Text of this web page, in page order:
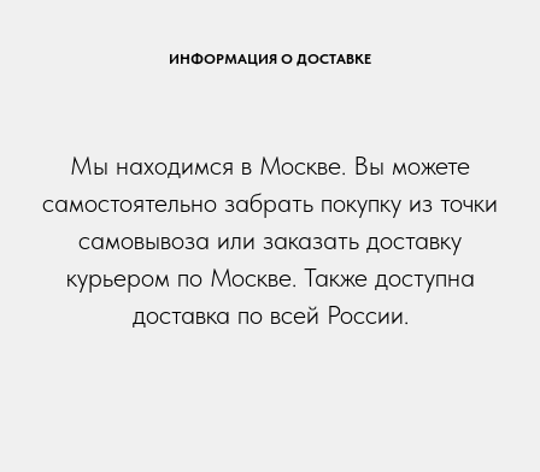
ИНФОРМАЦИЯ О ДОСТАВКЕ
Мы находимся в Москве. Вы можете
самостоятельно забрать покупку из точки
самовывоза или заказать доставку
курьером по Москве. Также доступна
доставка по всей России.